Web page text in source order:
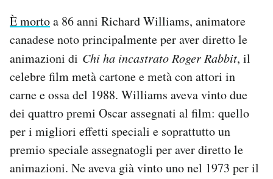
CALENDARIO
AREA PERSONALE
Area Personale
Newsletter
Notifiche mobile
Regala il Post
È mortoa 86 anni Richard Williams, animatore
canadese noto principalmente per aver diretto le
animazioni di Chi ha incastrato Roger Rabbit, il
celebre film metà cartone e metà con attori in
carne e ossa del 1988. Williams aveva vinto due
dei quattro premi Oscar assegnati al film: quello
per i migliori effetti speciali e soprattutto un
premio speciale assegnatogli per aver diretto le
animazioni. Ne aveva già vinto uno nel 1973 per il